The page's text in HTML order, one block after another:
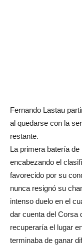
Fernando Lastau
al quedarse con la
restante.
La primera batería
encabezando el
favorecido por su
nunca resignó su
intenso duelo en el
dar cuenta del Corsa
recuperaría el lugar
terminaba de ganar